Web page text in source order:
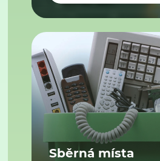
Sběrná místa